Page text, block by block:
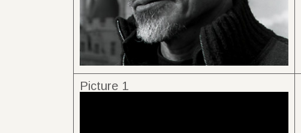
Picture 1